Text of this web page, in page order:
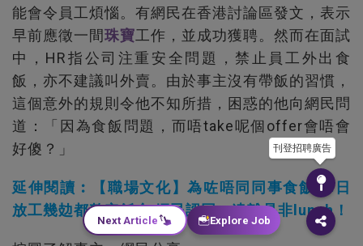
能會令員工煩惱。有網民在香港討論區發文，表示
早前應徵一間珠寶工作，並成功獲聘。然而在面試
中，HR指公司注重安全問題，禁止員工外出食
飯，亦不建議叫外賣。由於事主沒有帶飯的習慣，
這個意外的規則令他不知所措，困惑的他向網民問
道：「因為食飯問題，而唔take呢個offer會唔會
好傻？」
延伸閱讀︰【職場文化】為咗唔同同事食飯 每日
放工幾攰都整定飯盒 網民認同：遠離是非lunch！
刊登招聘廣告
Next Article Explore Job